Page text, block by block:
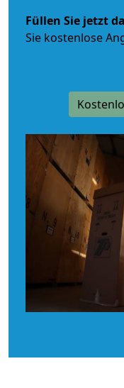
Füllen Sie jetzt
Sie kostenlose